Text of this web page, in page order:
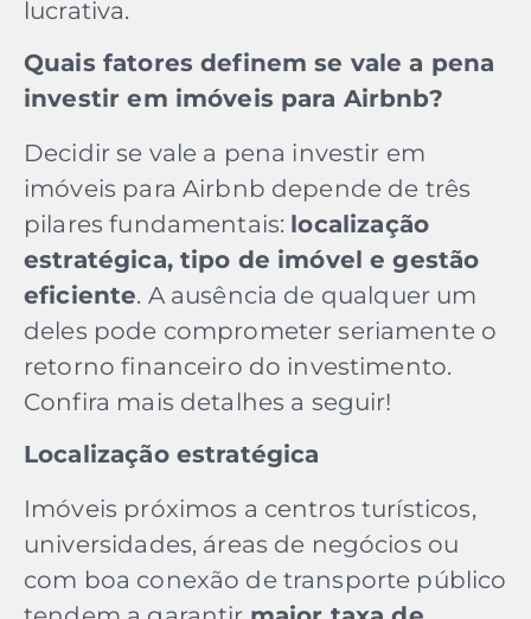
lucrativa.
Quais fatores definem se vale a pena
investir em imóveis para Airbnb?
Decidir se vale a pena investir em
imóveis para Airbnb depende de três
pilares fundamentais: localização
estratégica, tipo de imóvel e gestão
eficiente. A ausência de qualquer um
deles pode comprometer seriamente o
retorno financeiro do investimento.
Confira mais detalhes a seguir!
Localização estratégica
Imóveis próximos a centros turísticos,
universidades, áreas de negócios ou
com boa conexão de transporte público